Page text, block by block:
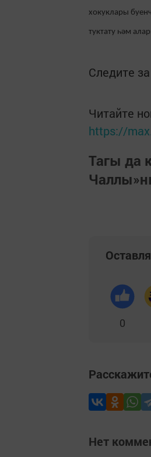
хокуклары
туктату һәм
Следите
Читайте
https://
Тагы да
0
Нет